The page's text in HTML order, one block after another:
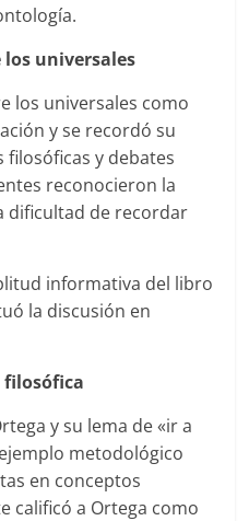
los universales
los universales como
y se recordó su
y debates
reconocieron la
dificultad de recordar
informativa del libro
la discusión en
filosófica
y su lema de «ir a
metodológico
en conceptos
calificó a Ortega como